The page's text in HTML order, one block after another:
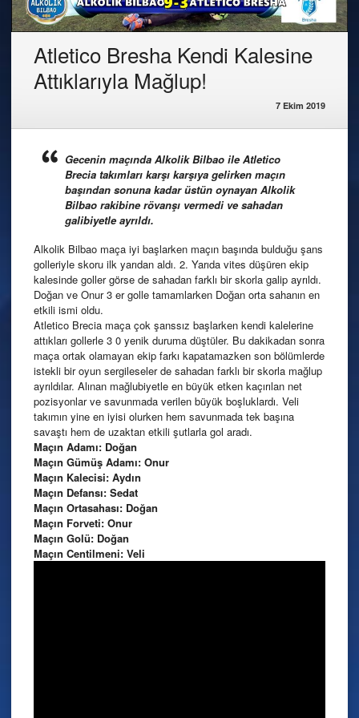
Atletico Bresha Kendi Kalesine
Attıklarıyla Mağlup!
7 Ekim 2019
Gecenin maçında Alkolik Bilbao ile Atletico
Brecia takımları karşı karşıya gelirken maçın
başından sonuna kadar üstün oynayan Alkolik
Bilbao rakibine rövanşı vermedi ve sahadan
galibiyetle ayrıldı.
Alkolik Bilbao maça iyi başlarken maçın başında bulduğu şans
golleriyle skoru ilk yarıdan aldı. 2. Yarıda vites düşüren ekip
kalesinde goller görse de sahadan farklı bir skorla galip ayrıldı.
Doğan ve Onur 3 er golle tamamlarken Doğan orta sahanın en
etkili ismi oldu.
Atletico Brecia maça çok şanssız başlarken kendi kalelerine
attıkları gollerle 3 0 yenik duruma düştüler. Bu dakikadan sonra
maça ortak olamayan ekip farkı kapatamazken son bölümlerde
istekli bir oyun sergileseler de sahadan farklı bir skorla mağlup
ayrıldılar. Alınan mağlubiyetle en büyük etken kaçırılan net
pozisyonlar ve savunmada verilen büyük boşluklardı. Veli
takımın yine en iyisi olurken hem savunmada tek başına
savaştı hem de uzaktan etkili şutlarla gol aradı.
Maçın Adamı: Doğan
Maçın Gümüş Adamı: Onur
Maçın Kalecisi: Aydın
Maçın Defansı: Sedat
Maçın Ortasahası: Doğan
Maçın Forveti: Onur
Maçın Golü: Doğan
Maçın Centilmeni: Veli